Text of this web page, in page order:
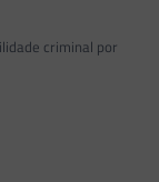
criminal por